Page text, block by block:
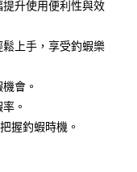
的，商店將以您的個人
進項蒐集、處理及利用，
userRule
面顯示為準，若有關於
聯繫「AFTEE先享後付
support/home
先享後付」服務完成之交
）
升使用便利性與效
上手，享受釣蝦樂
會。
。
握釣蝦時機。